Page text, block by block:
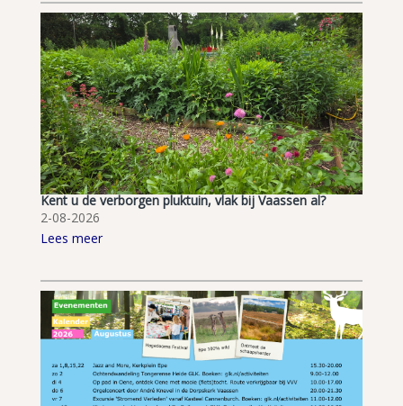
Kent u de verborgen pluktuin, vlak bij Vaassen al?
2-08-2026
Lees meer